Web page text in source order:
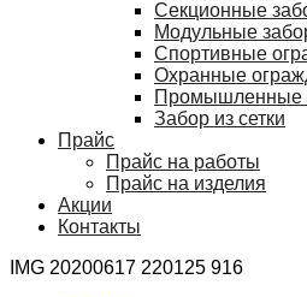
Секционные
Модульные
Спортивные
Охранные
Промышленные
Забор из сетки
Прайс
Прайс на работы
Прайс на изделия
Акции
Контакты
IMG 20200617 220125 916